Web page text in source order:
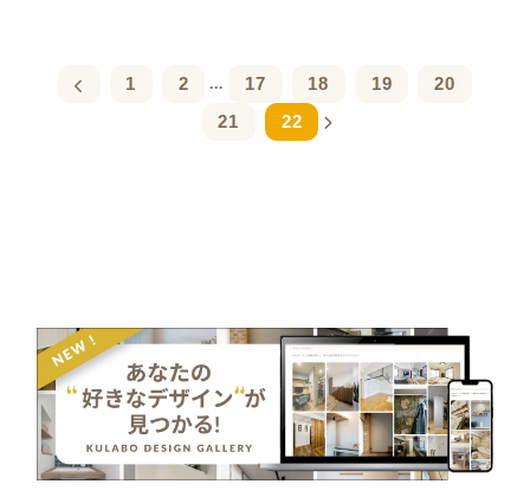
1 2 ... 17 18 19
20
21
22